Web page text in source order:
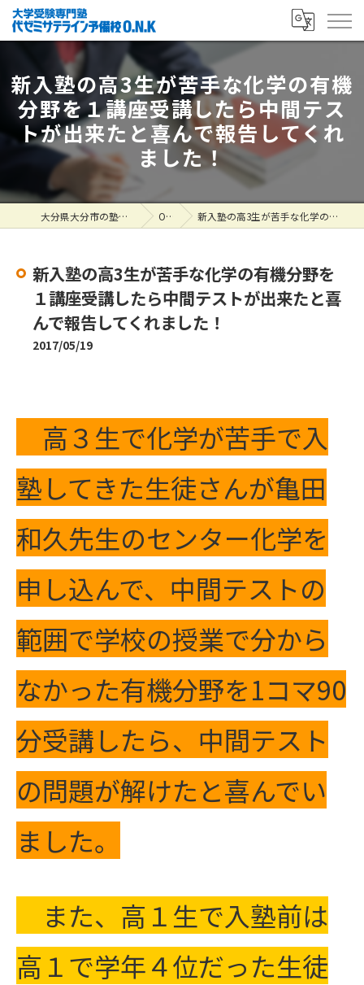
新入塾の高3生が苦手な化学の有機
分野を１講座受講したら中間テス
トが出来たと喜んで報告してくれ
ました！
大分県大分市の塾なら大学受験専門塾 代ゼミサテライン予備校O.N.K ONK掲示板 新入塾の高3生が苦手な化学の有機分野を１講座受講したら中間テストが出来たと喜んで報告してくれました！
新入塾の高3生が苦手な化学の有機分野を
１講座受講したら中間テストが出来たと喜
んで報告してくれました！
2017/05/19
高３生で化学が苦手で入
塾してきた生徒さんが亀田
和久先生のセンター化学を
申し込んで、中間テストの
範囲で学校の授業で分から
なかった有機分野を1コマ90
分受講したら、中間テスト
の問題が解けたと喜んでい
ました。
また、高１生で入塾前は
高１で学年４位だった生徒